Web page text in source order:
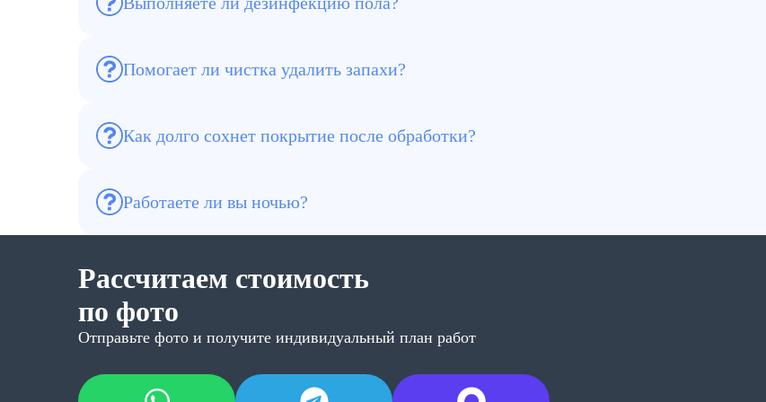
Да. При необходимости проводим дезинфекцию помещений сертифицированными средствами.
Помогает ли чистка удалить запахи?
Да, а при сильных запахах рекомендуем комплекс с озонированием помещений.
Как долго сохнет покрытие после обработки?
Обычно от 1 до 4 часов в зависимости от площади и применяемых составов.
Работаете ли вы ночью?
Да. Для офисов, магазинов и бизнес-центров возможно выполнение работ в ночное время.
Рассчитаем стоимость
по фото
Отправьте фото и получите индивидуальный план работ